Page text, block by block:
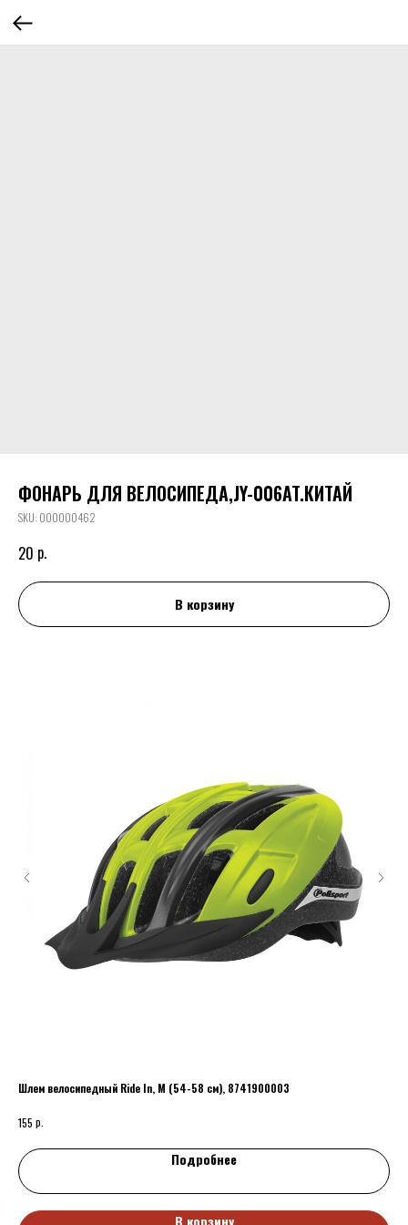
ФОНАРЬ ДЛЯ ВЕЛОСИПЕДА,JY-006AT.КИТАЙ
SKU: 000000462
20 р.
В корзину
Шлем велосипедный Ride In, M (54-58 см), 8741900003
155 р.
Подробнее